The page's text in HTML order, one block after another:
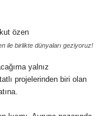
ile birlikte dünyaları geziyoruz!
yalnız
projelerinden biri olan